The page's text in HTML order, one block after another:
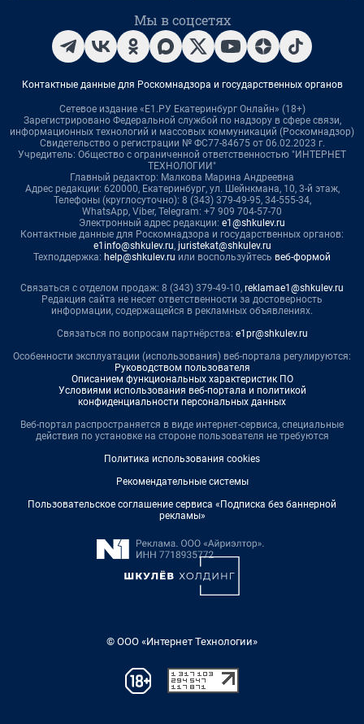
Мы в соцсетях
Контактные данные для Роскомнадзора и государственных органов
Сетевое издание «Е1.РУ Екатеринбург Онлайн» (18+)
Зарегистрировано Федеральной службой по надзору в сфере связи,
информационных технологий и массовых коммуникаций (Роскомнадзор)
Свидетельство о регистрации № ФС77-84675 от 06.02.2023 г.
Учредитель: Общество с ограниченной ответственностью "ИНТЕРНЕТ
ТЕХНОЛОГИИ"
Главный редактор: Малкова Марина Андреевна
Адрес редакции: 620000, Екатеринбург, ул. Шейнкмана, 10, 3-й этаж,
Телефоны (круглосуточно): 8 (343) 379-49-95, 34-555-34,
WhatsApp, Viber, Telegram: +7 909 704-57-70
Электронный адрес редакции: e1@shkulev.ru
Контактные данные для Роскомнадзора и государственных органов:
e1info@shkulev.ru, juristekat@shkulev.ru
Техподдержка: help@shkulev.ru или воспользуйтесь веб-формой
Связаться с отделом продаж: 8 (343) 379-49-10, reklamae1@shkulev.ru
Редакция сайта не несет ответственности за достоверность
информации, содержащейся в рекламных объявлениях.
Связаться по вопросам партнёрства: e1pr@shkulev.ru
Особенности эксплуатации (использования) веб-портала регулируются:
Руководством пользователя
Описанием функциональных характеристик ПО
Условиями использования веб-портала и политикой
конфиденциальности персональных данных
Веб-портал распространяется в виде интернет-сервиса, специальные
действия по установке на стороне пользователя не требуются
Политика использования cookies
Рекомендательные системы
Пользовательское соглашение сервиса «Подписка без баннерной
рекламы»
© ООО «Интернет Технологии»